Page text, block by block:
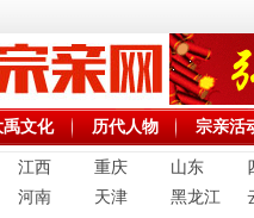
禹文化 历代人物 宗亲活
江西 重庆 山东
河南 天津 黑龙江